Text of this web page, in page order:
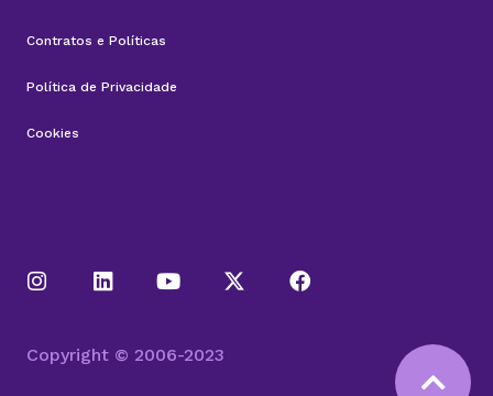
Contratos e Políticas
Política de Privacidade
Cookies
Copyright © 2006-2023